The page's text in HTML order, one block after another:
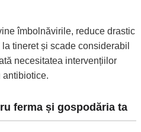
îmbolnăvirile, reduce drastic
tineret și scade considerabil
necesitatea intervențiilor
antibiotice.
ferma și gospodăria ta